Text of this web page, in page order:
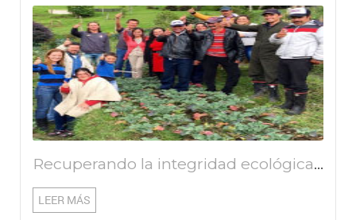
Recuperando la integridad ecológica de nuestras fábricas de agua por medio de la restauración participativa comunitaria: ¡Por las futuras generaciones!
LEER MÁS